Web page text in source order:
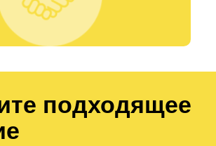
подходящее